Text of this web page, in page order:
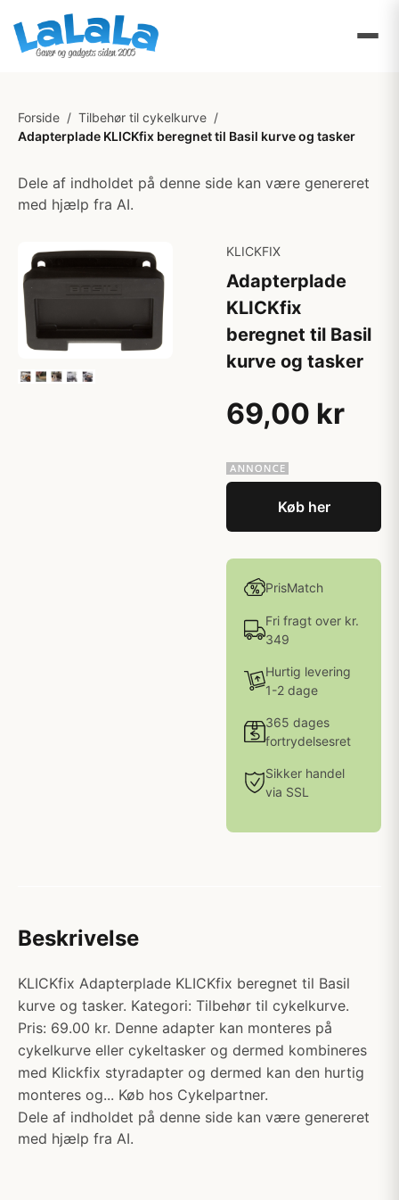
Forside / Tilbehør til cykelkurve /
Adapterplade KLICKfix beregnet til Basil kurve og tasker
Dele af indholdet på denne side kan være genereret
med hjælp fra AI.
KLICKFIX
Adapterplade
KLICKfix
beregnet til Basil
kurve og tasker
69,00 kr
Køb her
PrisMatch
Fri fragt over kr.
349
Hurtig levering
1-2 dage
365 dages
fortrydelsesret
Sikker handel
via SSL
Beskrivelse
KLICKfix Adapterplade KLICKfix beregnet til Basil
kurve og tasker. Kategori: Tilbehør til cykelkurve.
Pris: 69.00 kr. Denne adapter kan monteres på
cykelkurve eller cykeltasker og dermed kombineres
med Klickfix styradapter og dermed kan den hurtig
monteres og... Køb hos Cykelpartner.
Dele af indholdet på denne side kan være genereret
med hjælp fra AI.